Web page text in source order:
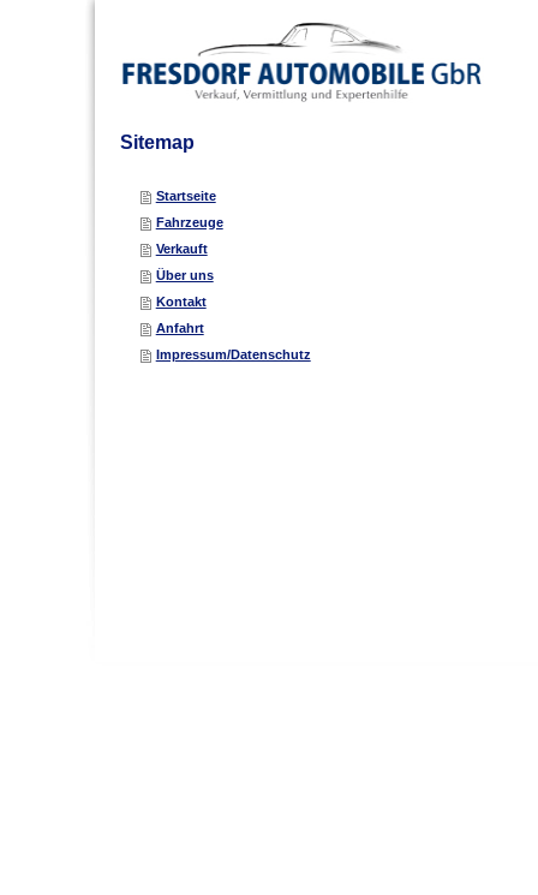
Sitemap
Startseite
Fahrzeuge
Verkauft
Über uns
Kontakt
Anfahrt
Impressum/Datenschutz